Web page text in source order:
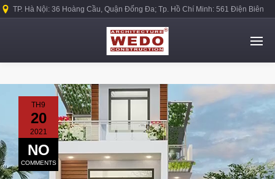
TP. Hà Nội: 36 Hoàng Cầu, Quận Đống Đa; Tp. Hồ Chí Minh: 561 Điện Biên
TH9
20
2021
NO
COMMENTS